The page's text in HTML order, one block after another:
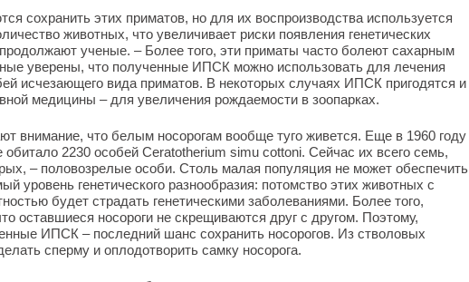
сохранить этих приматов, но для их воспроизводства используется
животных, что увеличивает риски появления генетических
ученые. – Более того, эти приматы часто болеют сахарным
уверены, что полученные ИПСК можно использовать для лечения
исчезающего вида приматов. В некоторых случаях ИПСК пригодятся и
медицины – для увеличения рождаемости в зоопарках.
внимание, что белым носорогам вообще туго живется. Еще в 1960 году
обитало 2230 особей Ceratotherium simu cottoni. Сейчас их всего семь,
– половозрелые особи. Столь малая популяция не может обеспечить
уровень генетического разнообразия: потомство этих животных с
будет страдать генетическими заболеваниями. Более того,
оставшиеся носороги не скрещиваются друг с другом. Поэтому,
ИПСК – последний шанс сохранить носорогов. Из стволовых
сперму и оплодотворить самку носорога.